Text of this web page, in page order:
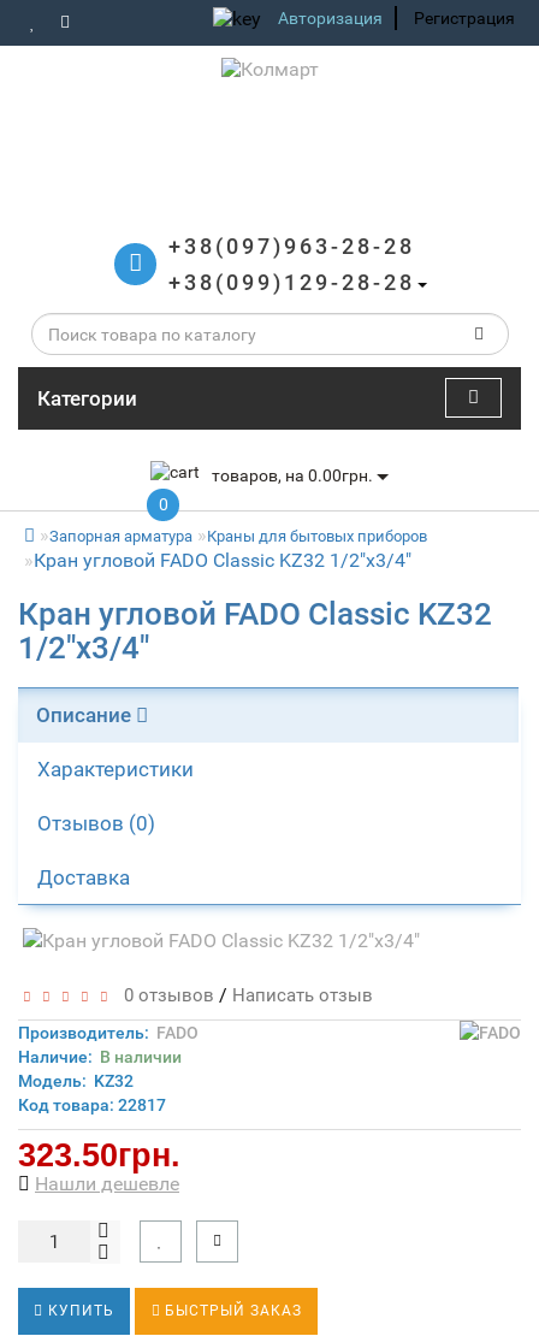
Авторизация Регистрация
+38(097)963-28-28
+38(099)129-28-28
Категории
0
товаров, на 0.00грн.
Запорная арматура Краны для бытовых приборов
Кран угловой FADO Classic KZ32 1/2"x3/4"
Кран угловой FADO Classic KZ32
1/2"x3/4"
Описание
Характеристики
Отзывов (0)
Доставка
0 отзывов / Написать отзыв
Производитель: FADO
Наличие: В наличии
Модель: KZ32
Код товара: 22817
323.50грн.
Нашли дешевле
КУПИТЬ БЫСТРЫЙ ЗАКАЗ